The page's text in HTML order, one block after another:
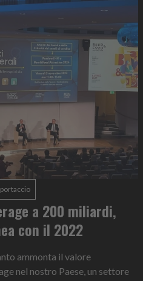
a 200 miliardi,
con il 2022
ammonta il valore
nel nostro Paese, un settore